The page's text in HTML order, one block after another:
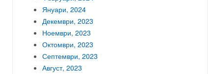
Януари, 2024
Декември, 2023
Ноември, 2023
Октомври, 2023
Септември, 2023
Август, 2023